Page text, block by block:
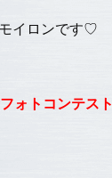
イロンです♡
ォトコンテス